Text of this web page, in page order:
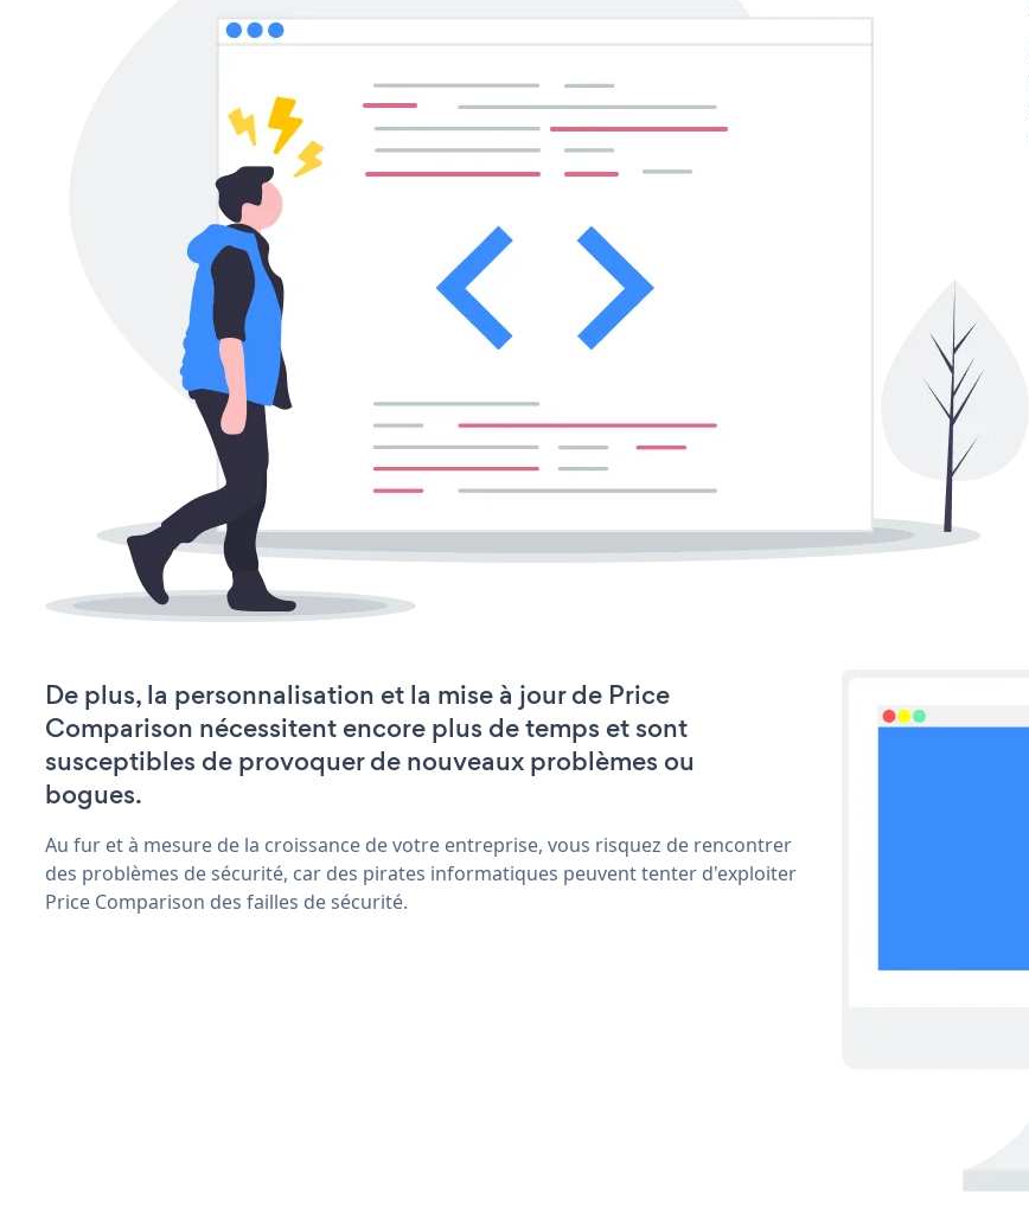
De plus, la personnalisation et la mise à jour de Price
Comparison nécessitent encore plus de temps et sont
susceptibles de provoquer de nouveaux problèmes ou
bogues.
Au fur et à mesure de la croissance de votre entreprise, vous risquez de rencontrer
des problèmes de sécurité, car des pirates informatiques peuvent tenter d'exploiter
Price Comparison des failles de sécurité.